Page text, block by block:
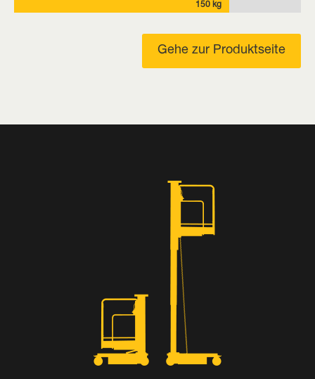
150 kg
Gehe zur Produktseite